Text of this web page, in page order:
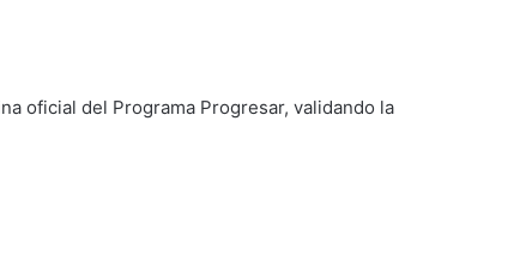
oficial del Programa Progresar, validando la